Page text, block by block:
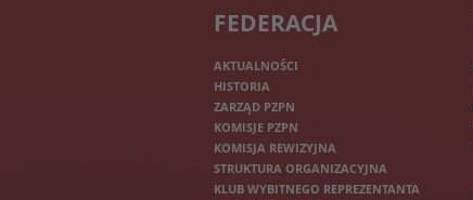
FEDERACJA
AKTUALNOŚCI
HISTORIA
ZARZĄD PZPN
KOMISJE PZPN
KOMISJA REWIZYJNA
STRUKTURA ORGANIZACYJNA
KLUB WYBITNEGO REPREZENTANTA